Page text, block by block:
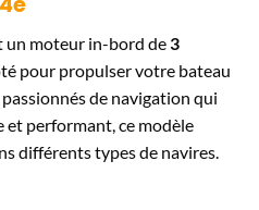
un moteur in-bord de3
pour propulser votre bateau
de navigation qui
performant, ce modèle
différents types de navires.